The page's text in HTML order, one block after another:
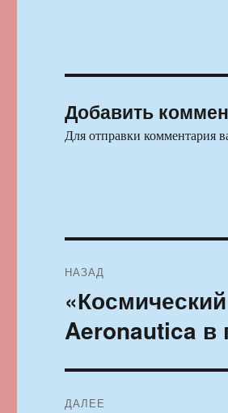
Добавить
Для отправки комментария
по
записям
НАЗАД
Предыдущая
запись:
Aeronautica в
ДАЛЕЕ